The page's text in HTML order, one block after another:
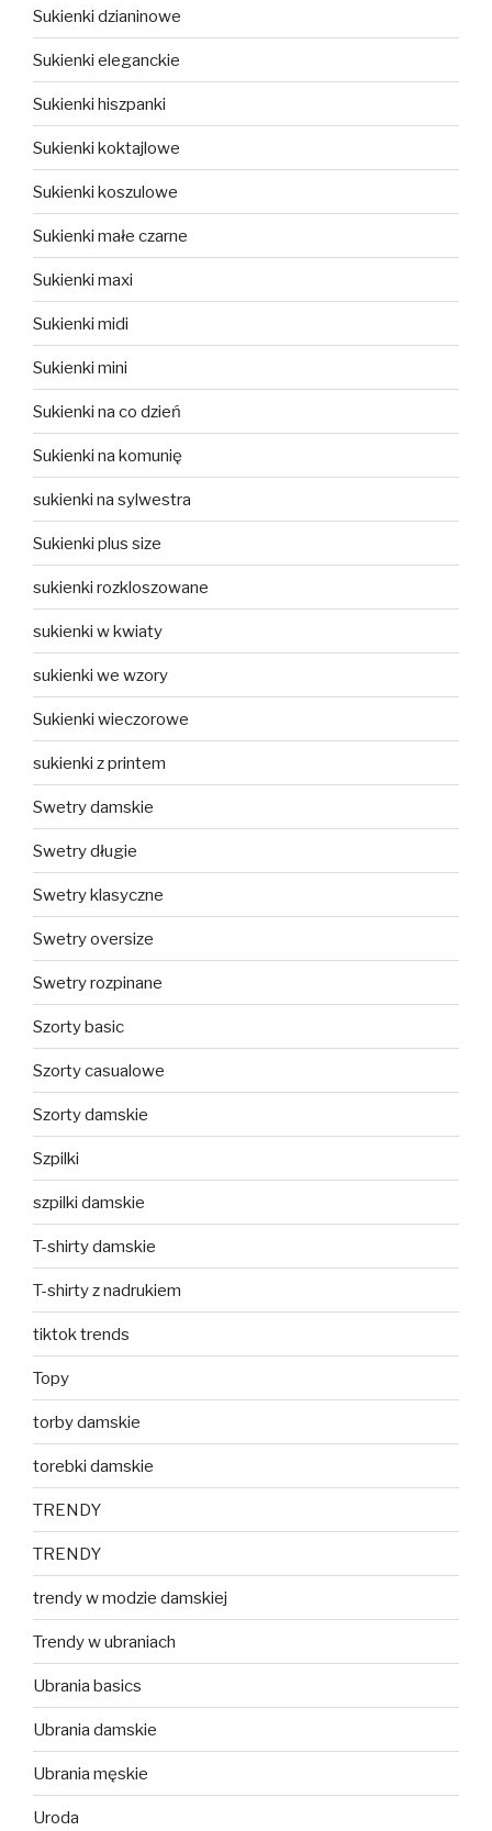
Sukienki dzianinowe
Sukienki eleganckie
Sukienki hiszpanki
Sukienki koktajlowe
Sukienki koszulowe
Sukienki małe czarne
Sukienki maxi
Sukienki midi
Sukienki mini
Sukienki na co dzień
Sukienki na komunię
sukienki na sylwestra
Sukienki plus size
sukienki rozkloszowane
sukienki w kwiaty
sukienki we wzory
Sukienki wieczorowe
sukienki z printem
Swetry damskie
Swetry długie
Swetry klasyczne
Swetry oversize
Swetry rozpinane
Szorty basic
Szorty casualowe
Szorty damskie
Szpilki
szpilki damskie
T-shirty damskie
T-shirty z nadrukiem
tiktok trends
Topy
torby damskie
torebki damskie
TRENDY
TRENDY
trendy w modzie damskiej
Trendy w ubraniach
Ubrania basics
Ubrania damskie
Ubrania męskie
Uroda